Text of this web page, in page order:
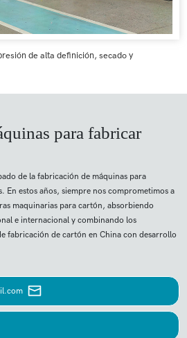
de alta definición, secado y
para fabricar
de la fabricación de máquinas para
En estos años, siempre nos comprometimos a
maquinarias para cartón, absorbiendo
e internacional y combinando los
fabricación de cartón en China con desarrollo